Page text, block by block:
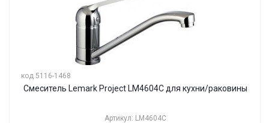
код 5116-1468
Смеситель Lemark Project LM4604C для кухни/раковины
Артикул: LM4604C